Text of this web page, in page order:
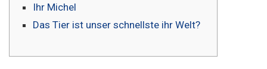
Ihr Michel
Das Tier ist unser schnellste ihr Welt?